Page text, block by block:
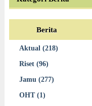
Berita
Aktual (218)
Riset (96)
Jamu (277)
OHT (1)